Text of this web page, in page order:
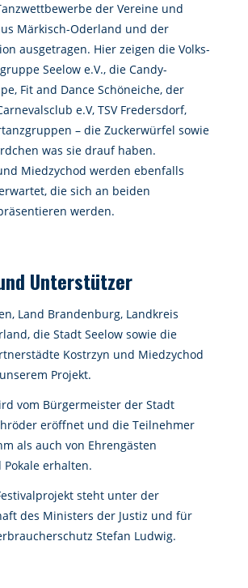
der Vereine und
Märkisch-Oderland und der
ausgetragen. Hier zeigen die Volks-
Seelow e.V., die Candy-
Fit and Dance Schöneiche, der
e.V, TSV Fredersdorf,
– die Zuckerwürfel sowie
was sie drauf haben.
Miedzychod werden ebenfalls
die sich an beiden
werden.
Unterstützer
Land Brandenburg, Landkreis
die Stadt Seelow sowie die
Kostrzyn und Miedzychod
Projekt.
vom Bürgermeister der Stadt
eröffnet und die Teilnehmer
als auch von Ehrengästen
erhalten.
steht unter der
des Ministers der Justiz und für
Stefan Ludwig.